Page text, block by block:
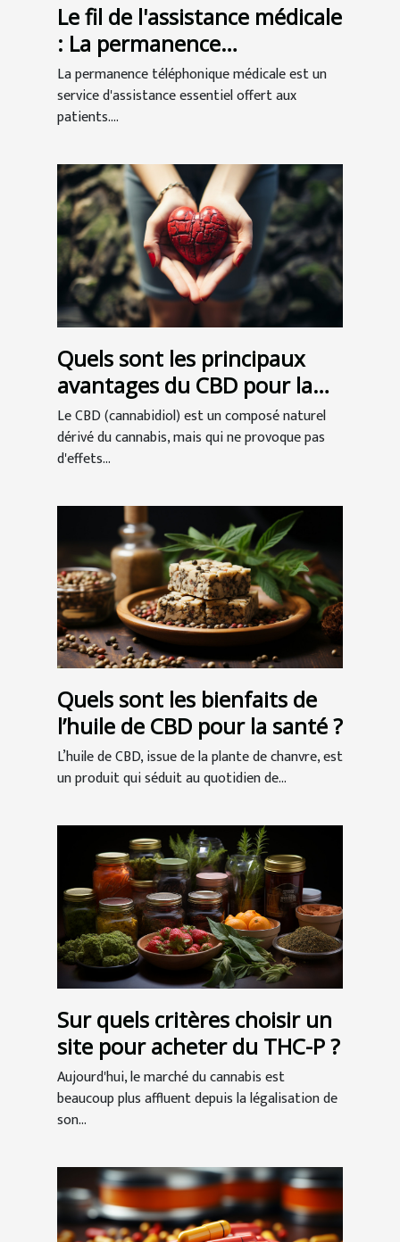
Le fil de l'assistance médicale
: La permanence
téléphonique au service des
patients
La permanence téléphonique médicale est un
service d'assistance essentiel offert aux
patients....
Quels sont les principaux
avantages du CBD pour la
santé ?
Le CBD (cannabidiol) est un composé naturel
dérivé du cannabis, mais qui ne provoque pas
d'effets...
Quels sont les bienfaits de
l’huile de CBD pour la santé ?
L’huile de CBD, issue de la plante de chanvre, est
un produit qui séduit au quotidien de...
Sur quels critères choisir un
site pour acheter du THC-P ?
Aujourd'hui, le marché du cannabis est
beaucoup plus affluent depuis la légalisation de
son...